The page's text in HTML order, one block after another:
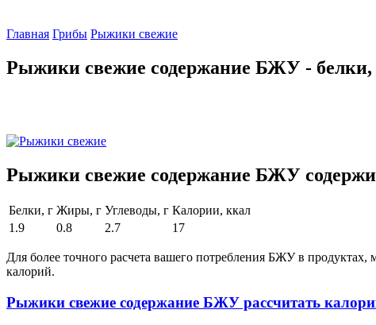
Главная Грибы Рыжики свежие
Рыжики свежие содержание БЖУ -
Рыжики свежие содержание БЖУ
Белки, г Жиры, г Углеводы, г Калории, ккал
1.9
0.8 2.7 17
Для более точного расчета вашего потребления БЖУ в
калорий.
Рыжики свежие содержание БЖУ рассчитать